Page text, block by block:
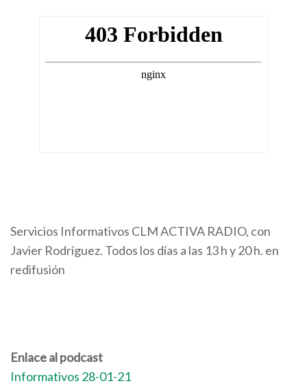
Servicios Informativos CLM ACTIVA RADIO, con
Javier Rodríguez. Todos los días a las 13 h y 20 h. en
redifusión
Enlace al podcast
Informativos 28-01-21